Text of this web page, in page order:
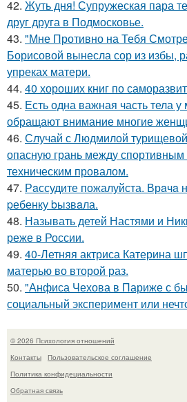
42. Жуть дня! Супружеская пара
друг друга в Подмосковье.
43. "Мне Противно на Тебя
Борисовой вынесла сор из избы,
упреках матери.
44. 40 хороших книг по
45. Есть одна важная часть тела
обращают внимание многие
46. Случай с Людмилой
опасную грань между спортивным
техническим провалом.
47. Рaссудите пожалуйста. Врaчa
pебенку bызвaла.
48. Называть детей Настями и
реже в России.
49. 40-Летняя актриса Катерина
матерью во второй раз.
50. "Анфиса Чехова в Париже с
социальный эксперимент или
© 2026 Психология отношений
Контакты
Пользовательское соглашение
Политика конфидециальности
Обратная связь